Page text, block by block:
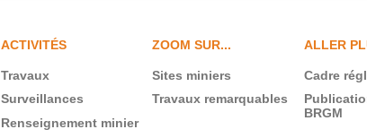
ACTIVITÉS
Travaux
Surveillances
Renseignement minier
ZOOM SUR...
Sites miniers
Travaux remarquables
ALLER
Cadre
BRGM